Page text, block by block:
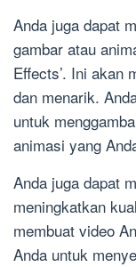
Anda juga dapat
gambar atau
Effects’. Ini akan
dan menarik.
untuk
animasi yang
Anda juga dapat
meningkatkan
membuat video
Anda untuk